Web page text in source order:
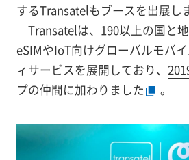
するTransatelもブースを出展し
Transatelは、190以上の国と
eSIMやIoT向けグローバルモバ
ィサービスを展開しており、
プの仲間に加わりました
。